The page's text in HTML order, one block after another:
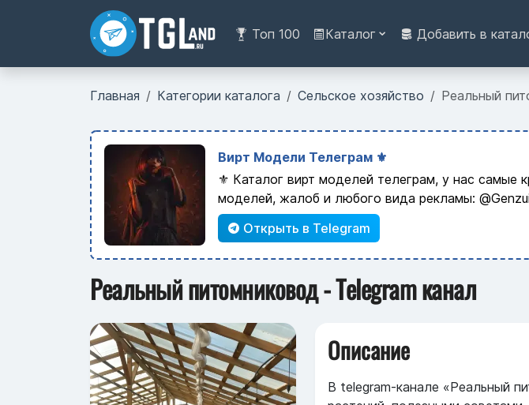
Топ 100 Каталог Добавить в
Главная Категории каталога Сельское хозяйство Реальный
Вирт Модели Телеграм ⚜️
⚜️ Каталог вирт моделей телеграм, у нас самые
моделей, жалоб и любого вида рекламы:
Открыть в Telegram
Реальный питомниковод - Telegram канал
Описание
В telegram-канале «Реальный